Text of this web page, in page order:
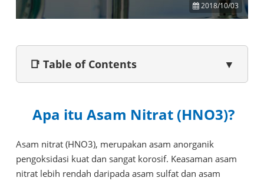
2018/10/03
📑 Table of Contents ▼
Apa itu Asam Nitrat (HNO3)?
Asam nitrat (HNO3), merupakan asam anorganik
pengoksidasi kuat dan sangat korosif. Keasaman asam
nitrat lebih rendah daripada asam sulfat dan asam